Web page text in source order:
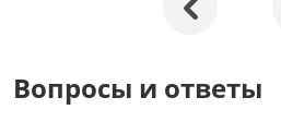
Ремонт затвора
Вопросы и ответы